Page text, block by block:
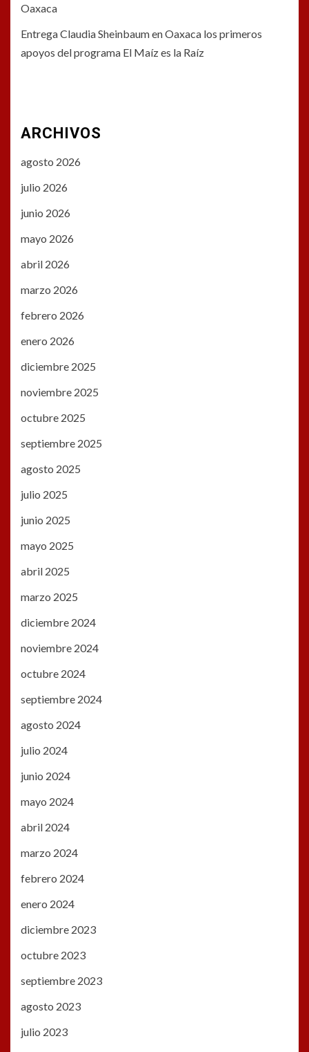
Oaxaca
Entrega Claudia Sheinbaum en Oaxaca los primeros
apoyos del programa El Maíz es la Raíz
ARCHIVOS
agosto 2026
julio 2026
junio 2026
mayo 2026
abril 2026
marzo 2026
febrero 2026
enero 2026
diciembre 2025
noviembre 2025
octubre 2025
septiembre 2025
agosto 2025
julio 2025
junio 2025
mayo 2025
abril 2025
marzo 2025
diciembre 2024
noviembre 2024
octubre 2024
septiembre 2024
agosto 2024
julio 2024
junio 2024
mayo 2024
abril 2024
marzo 2024
febrero 2024
enero 2024
diciembre 2023
octubre 2023
septiembre 2023
agosto 2023
julio 2023